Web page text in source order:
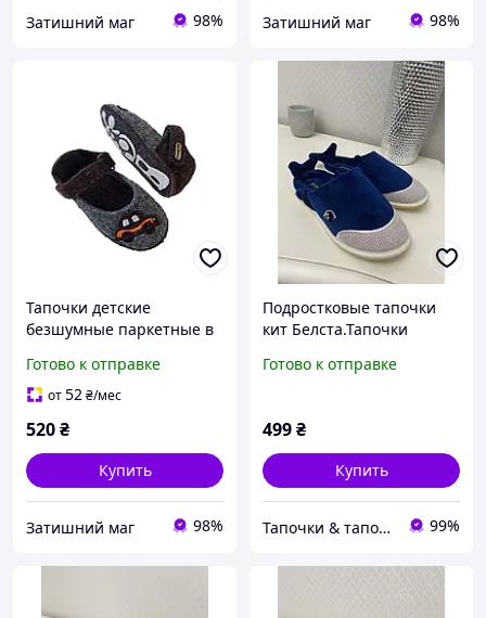
Затишний маг 98% Затишний маг 98%
Тапочки детские
безшумные паркетные в
серые 27
Готово к отправке
от52₴/мес
520₴
Купить
Затишний маг 98%
Подростковые тапочки
кит Белста.Тапочки
Белста. маломерят на
Готово к отправке
499₴
Купить
Тапочки & тапочки 99%